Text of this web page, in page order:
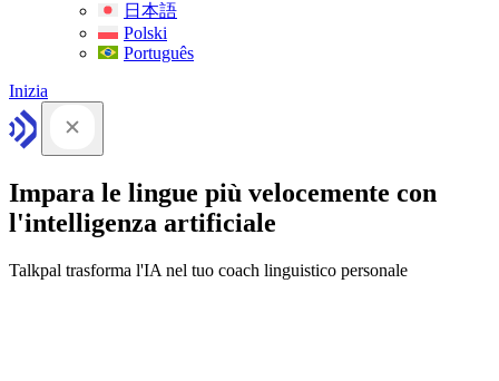
日本語
Polski
Português
Inizia
Impara le lingue più velocemente con
l'intelligenza artificiale
Talkpal trasforma l'IA nel tuo coach linguistico personale